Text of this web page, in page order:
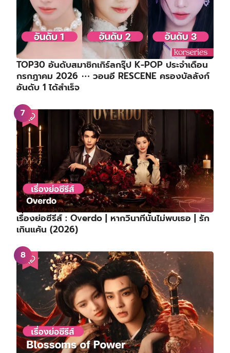
TOP30 อันดับสมาชิกเกิร์ลกรุ๊ป K-POP ประจำเดือน
กรกฎาคม 2026 ⋯ วอนอี RESCENE ครองบัลลังก์
อันดับ 1 ได้สำเร็จ
เรื่องย่อซีรีส์ : Overdo | หากวินาทีนั้นไม่พบเธอ | รัก
เกินแค้น (2026)